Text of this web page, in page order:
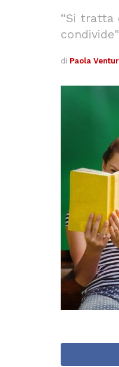
“Si tratta
condivide"
di Paola